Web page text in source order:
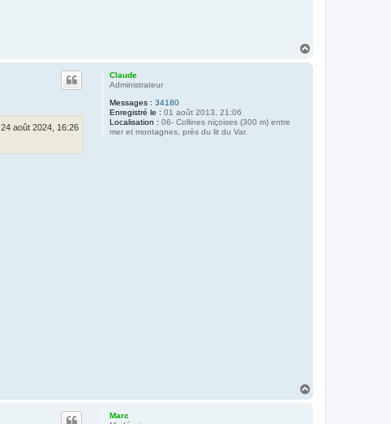
Claude
Administrateur
Messages : 34180
Enregistré le : 01 août 2013, 21:06
Localisation : 06- Collines niçoises (300 m) entre
mer et montagnes, près du lit du Var.
24 août 2024, 16:26
Marc